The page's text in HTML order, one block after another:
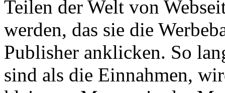
Teilen der Welt von
werden, das sie die
Publisher anklicken. So
sind als die Einnahmen,